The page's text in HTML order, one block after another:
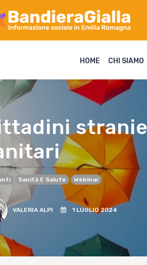
HOME CHI SIAMO
Sanità E Salute Webinar
VALERIA ALPI 1 LUGLIO 2024